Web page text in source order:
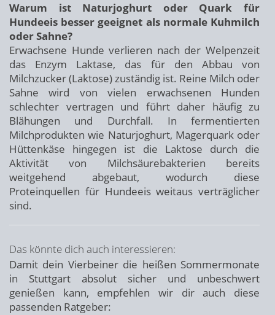
Warum ist Naturjoghurt oder Quark für
Hundeeis besser geeignet als normale Kuhmilch
oder Sahne?
Erwachsene Hunde verlieren nach der Welpenzeit
das Enzym Laktase, das für den Abbau von
Milchzucker (Laktose) zuständig ist. Reine Milch oder
Sahne wird von vielen erwachsenen Hunden
schlechter vertragen und führt daher häufig zu
Blähungen und Durchfall. In fermentierten
Milchprodukten wie Naturjoghurt, Magerquark oder
Hüttenkäse hingegen ist die Laktose durch die
Aktivität von Milchsäurebakterien bereits
weitgehend abgebaut, wodurch diese
Proteinquellen für Hundeeis weitaus verträglicher
sind.
Das könnte dich auch interessieren:
Damit dein Vierbeiner die heißen Sommermonate
in Stuttgart absolut sicher und unbeschwert
genießen kann, empfehlen wir dir auch diese
passenden Ratgeber: